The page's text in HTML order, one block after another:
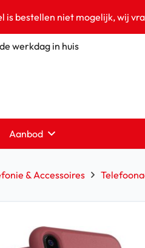
is bestellen niet mogelijk, wij
werkdag in huis
Aanbod
& Accessoires